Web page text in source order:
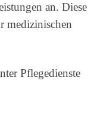
an. Diese
medizinischen
Pflegedienste